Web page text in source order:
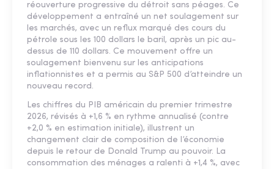
réouverture progressive du détroit sans péages. Ce
développement a entraîné un net soulagement sur
les marchés, avec un reflux marqué des cours du
pétrole sous les 100 dollars le baril, après un pic au-
dessus de 110 dollars. Ce mouvement offre un
soulagement bienvenu sur les anticipations
inflationnistes et a permis au S&P 500 d’atteindre un
nouveau record.
Les chiffres du PIB américain du premier trimestre
2026, révisés à +1,6 % en rythme annualisé (contre
+2,0 % en estimation initiale), illustrent un
changement clair de composition de l’économie
depuis le retour de Donald Trump au pouvoir. La
consommation des ménages a ralenti à +1,4 %, avec